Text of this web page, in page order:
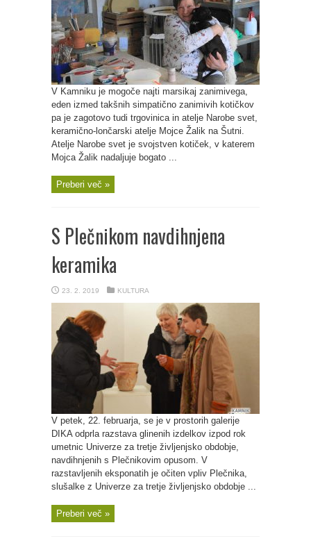
V Kamniku je mogoče najti marsikaj zanimivega,
eden izmed takšnih simpatično zanimivih kotičkov
pa je zagotovo tudi trgovinica in atelje Narobe svet,
keramično-lončarski atelje Mojce Žalik na Šutni.
Atelje Narobe svet je svojstven kotiček, v katerem
Mojca Žalik nadaljuje bogato ...
Preberi več »
S Plečnikom navdihnjena
keramika
23. 2. 2019 KULTURA
V petek, 22. februarja, se je v prostorih galerije
DIKA odprla razstava glinenih izdelkov izpod rok
umetnic Univerze za tretje življenjsko obdobje,
navdihnjenih s Plečnikovim opusom. V
razstavljenih eksponatih je očiten vpliv Plečnika,
slušalke z Univerze za tretje življenjsko obdobje ...
Preberi več »